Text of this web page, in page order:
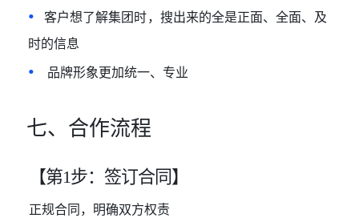
•客户想了解集团时，搜出来的全是正面、全面、及
时的信息
• 品牌形象更加统一、专业
七、合作流程
【第1步：签订合同】
正规合同 ，明确双方权责